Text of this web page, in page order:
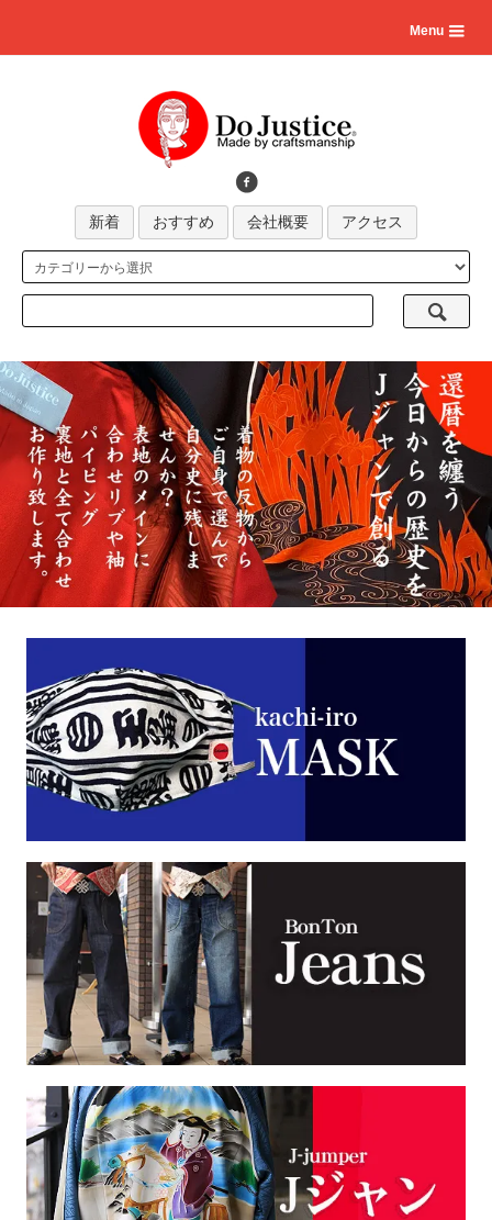
Menu
新着 おすすめ 会社概要 アクセス